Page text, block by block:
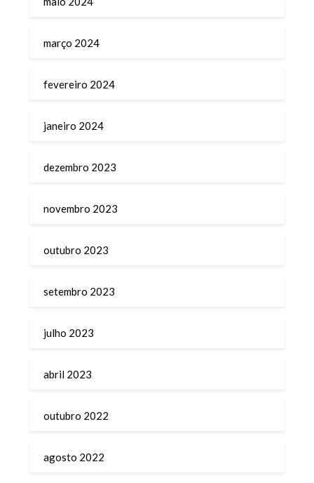
março 2024
fevereiro 2024
janeiro 2024
dezembro 2023
novembro 2023
outubro 2023
setembro 2023
julho 2023
abril 2023
outubro 2022
agosto 2022